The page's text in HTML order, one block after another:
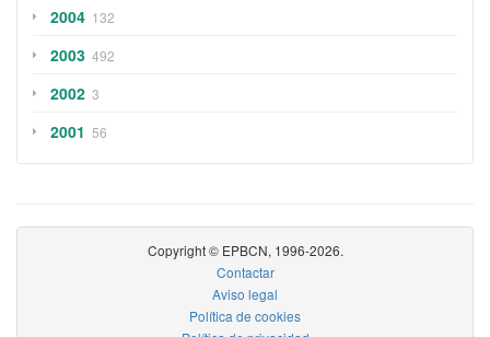
2004 132
2003 492
2002 3
2001 56
Copyright © EPBCN, 1996-2026.
Contactar
Aviso legal
Política de cookies